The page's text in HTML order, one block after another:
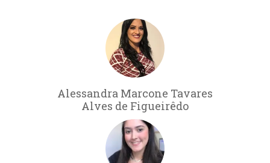
Alessandra Marcone Tavares
Alves de Figueirêdo